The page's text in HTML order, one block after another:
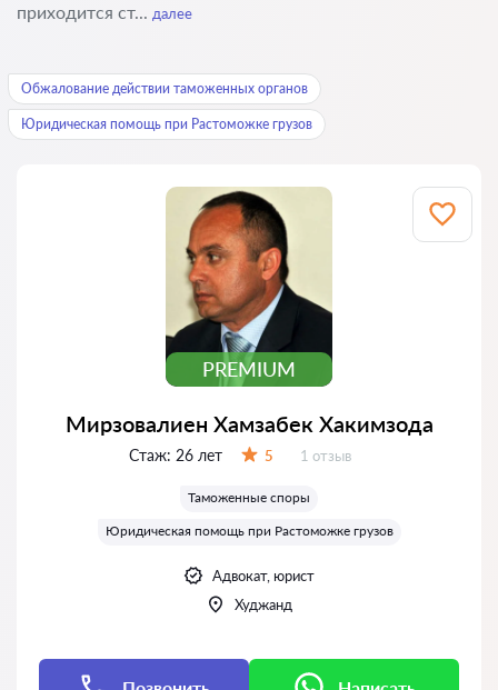
приходится ст... далее
Обжалование действии таможенных органов
Юридическая помощь при Растоможке грузов
PREMIUM
Мирзовалиен Хамзабек Хакимзода
Стаж: 26 лет 5 Отзывов:
1 отзыв
Таможенные споры
Юридическая помощь при Растоможке грузов
Адвокат, юрист
Худжанд